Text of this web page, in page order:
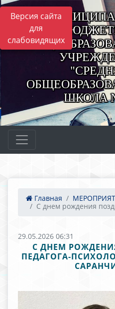
Версия сайта
для
слабовидящих
ШКОЛА
Главная
С днем рождения
29.05.2026 06:31
С ДНЕМ
ПЕДАГОГА-